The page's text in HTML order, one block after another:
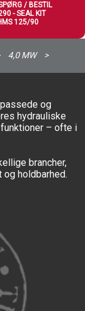
/ BESTIL
- SEAL KIT
125/90
4,0 MW
>
og
hydrauliske
– ofte i
brancher,
holdbarhed.